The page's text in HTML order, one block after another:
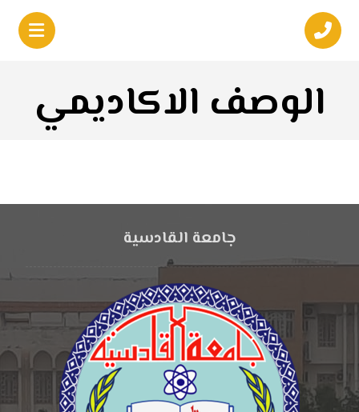
الوصف الاكاديمي
جامعة القادسية